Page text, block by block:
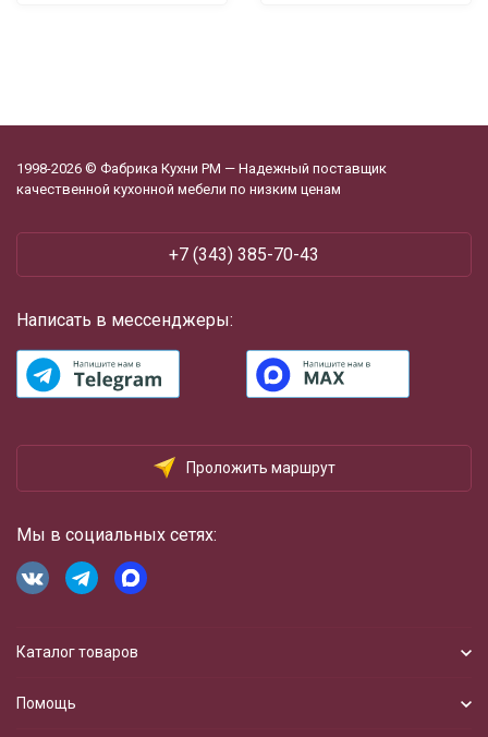
1998-2026 © Фабрика Кухни РМ — Надежный поставщик
качественной кухонной мебели по низким ценам
+7 (343) 385-70-43
Написать в мессенджеры:
Проложить маршрут
Мы в социальных сетях:
Каталог товаров
Помощь